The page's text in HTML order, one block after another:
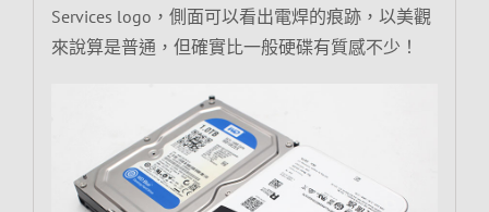
Services logo，側面可以看出電焊的痕跡，以美觀
來說算是普通，但確實比一般硬碟有質感不少！